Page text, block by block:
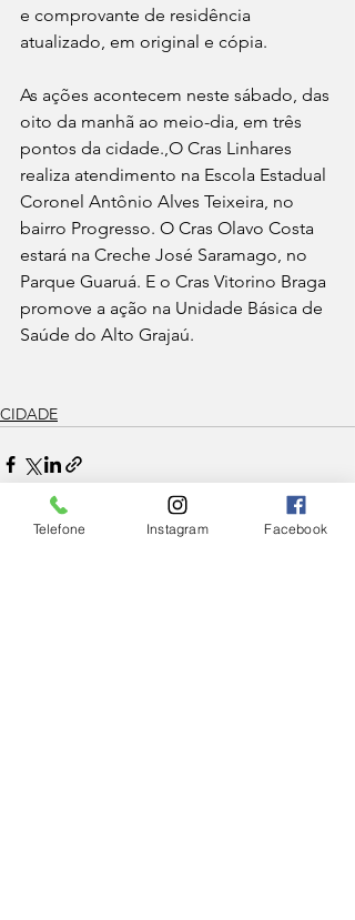
e comprovante de residência
atualizado, em original e cópia.
As ações acontecem neste sábado, das
oito da manhã ao meio-dia, em três
pontos da cidade.,O Cras Linhares
realiza atendimento na Escola Estadual
Coronel Antônio Alves Teixeira, no
bairro Progresso. O Cras Olavo Costa
estará na Creche José Saramago, no
Parque Guaruá. E o Cras Vitorino Braga
promove a ação na Unidade Básica de
Saúde do Alto Grajaú.
CIDADE
Telefone Instagram Facebook